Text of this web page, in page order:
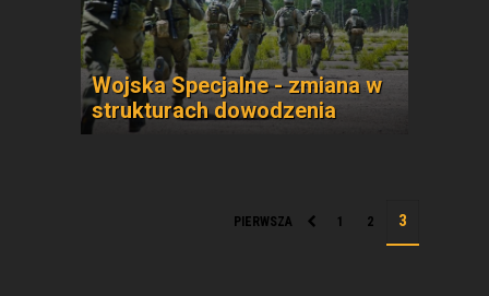
Wojska Specjalne - zmiana w
strukturach dowodzenia
PIERWSZA 1 2